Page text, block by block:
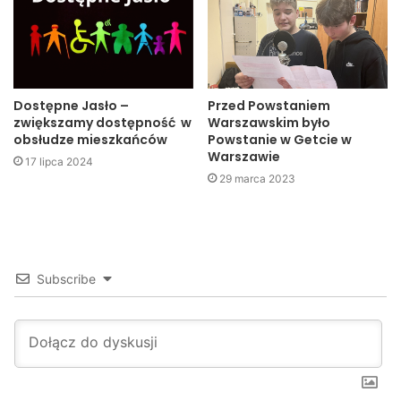
wziął udział m.in. Andrzej Czernecki, burmistrz Jasła,
Leszek Znamirowski, zastępca burmistrza Jasła, Elżbieta
Bernal, przewodnicząca Rady Miejskiej Jasła oraz radni
miejscy.
Wizyta Tomasza Siemoniaka w Jaśle – strategia Sprawne Państwo
Dostępne Jasło –
zwiększamy dostępność w
obsłudze mieszkańców
17 lipca 2024
Przed Powstaniem
Warszawskim było
Powstanie w Getcie w
Warszawie
29 marca 2023
Subscribe